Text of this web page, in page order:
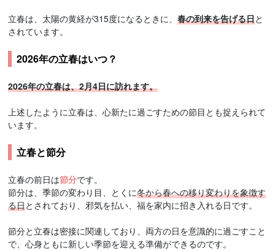
立春は、太陽の黄経が315度になるときに、春の到来を告げる日と
されています。
2026年の立春はいつ？
2026年の立春は、2月4日に訪れます。
上述したように立春は、心新たに過ごすための節目とも捉えられて
います。
立春と節分
立春の前日は節分です。
節分は、季節の変わり目、とくに冬から春への移り変わりを象徴す
る日とされており、邪気を払い、福を家内に招き入れる日です。
節分と立春は密接に関連しており、両方の日を意識的に過ごすこと
で、心身ともに新しい季節を迎える準備ができるのです。